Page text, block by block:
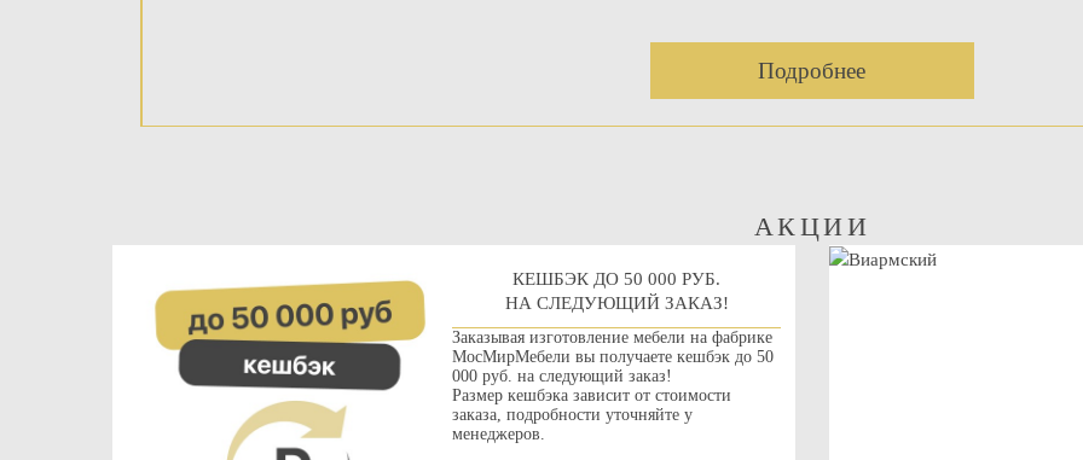
Подробнее
АКЦИИ
КЕШБЭК ДО 50 000 РУБ.
НА СЛЕДУЮЩИЙ ЗАКАЗ!
Заказывая изготовление мебели на фабрике
МосМирМебели вы получаете кешбэк до 50
000 руб. на следующий заказ!
Размер кешбэка зависит от стоимости
заказа, подробности уточняйте у
менеджеров.